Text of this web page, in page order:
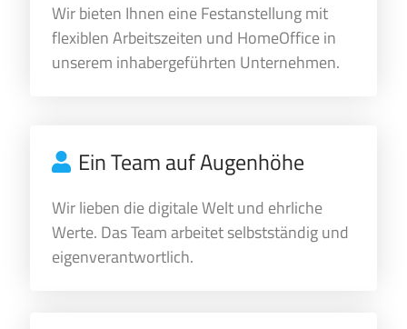
Wir bieten Ihnen eine Festanstellung mit
flexiblen Arbeitszeiten und HomeOffice in
unserem inhabergeführten Unternehmen.
Ein Team auf Augenhöhe
Wir lieben die digitale Welt und ehrliche
Werte. Das Team arbeitet selbstständig und
eigenverantwortlich.